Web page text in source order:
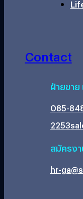
Contact
ฝ่ายขาย
085-
2253
สมัครง
hr-